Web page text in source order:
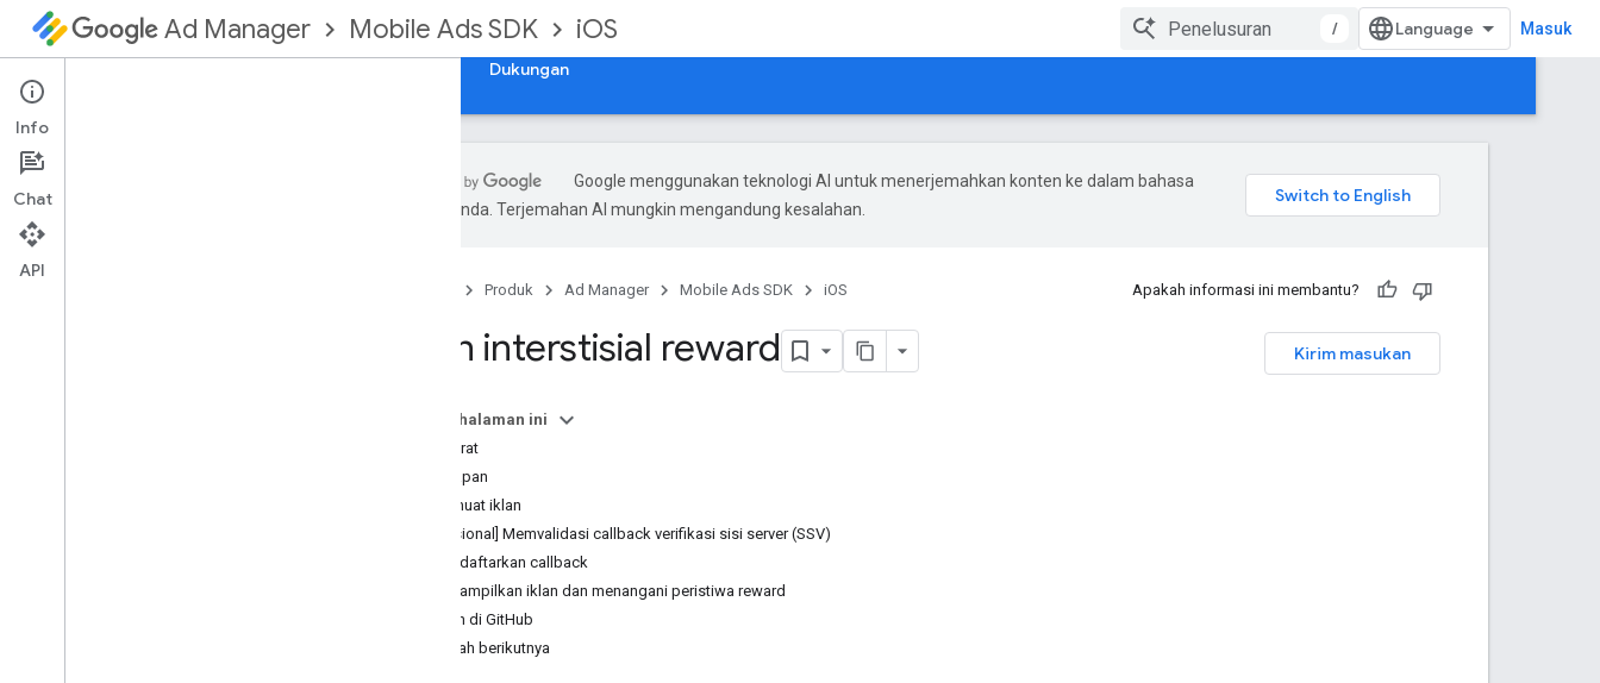
Ad Manager Mobile Ads SDK iOS / Masuk
Dukungan
Menyiapkan Google Mobile Ads SDK
Catatan rilis
Google menggunakan teknologi AI untuk menerjemahkan konten ke dalam bahasa
pilihan Anda. Terjemahan AI mungkin mengandung kesalahan.
Produk Ad Manager Mobile Ads SDK iOS Apakah informasi ini membantu?
Kirim masukan
Iklan interstisial reward
Pada halaman ini
Prasyarat
Penerapan
Memuat iklan
[Opsional] Memvalidasi callback verifikasi sisi server (SSV)
Mendaftarkan callback
Menampilkan iklan dan menangani peristiwa reward
Contoh di GitHub
Langkah berikutnya
Info
Chat
API